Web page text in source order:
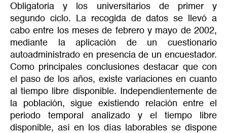
Obligatoria y los universitarios de primer y
segundo ciclo. La recogida de datos se llevó a
cabo entre los meses de febrero y mayo de 2002,
mediante la aplicación de un cuestionario
autoadministrado en presencia de un encuestador.
Como principales conclusiones destacar que con
el paso de los años, existe variaciones en cuanto
al tiempo libre disponible. Independientemente de
la población, sigue existiendo relación entre el
periodo temporal analizado y el tiempo libre
disponible, así en los días laborables se dispone